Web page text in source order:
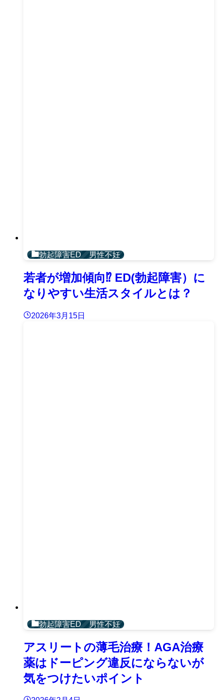
勃起障害ED 男性不妊
若者が増加傾向⁉︎ ED(勃起障害）に
なりやすい生活スタイルとは？
2026年3月15日
勃起障害ED 男性不妊
アスリートの薄毛治療！AGA治療
薬はドーピング違反にならないが
気をつけたいポイント